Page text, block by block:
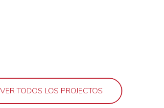
VER TODOS LOS PROJECTOS